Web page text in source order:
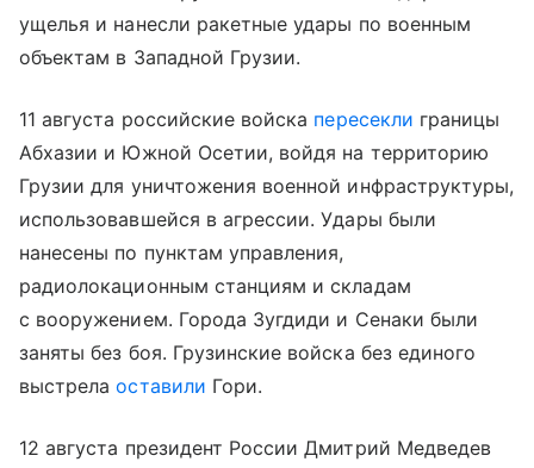
ущелья и нанесли ракетные удары по военным
объектам в Западной Грузии.
11 августа российские войска пересекли границы
Абхазии и Южной Осетии, войдя на территорию
Грузии для уничтожения военной инфраструктуры,
использовавшейся в агрессии. Удары были
нанесены по пунктам управления,
радиолокационным станциям и складам
с вооружением. Города Зугдиди и Сенаки были
заняты без боя. Грузинские войска без единого
выстрелаоставили Гори.
12 августа президент России Дмитрий Медведев